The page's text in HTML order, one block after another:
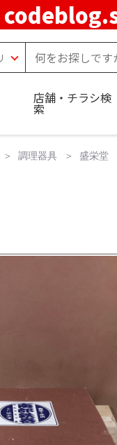
店舗・チラシ検
索
調理器具 盛栄堂